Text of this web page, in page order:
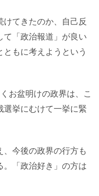
てきたのか、自己反
「政治報道」が良い
もに考えようという
お盆明けの政界は、こ
挙にむけて一挙に緊
今後の政界の行方も
。「政治好き」の方は